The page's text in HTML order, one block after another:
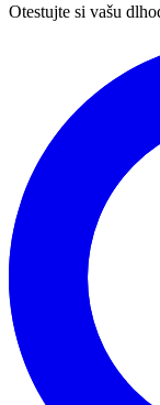
Otestujte si vašu